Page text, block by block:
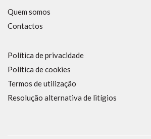
Quem somos
Contactos
Política de privacidade
Política de cookies
Termos de utilização
Resolução alternativa de litígios